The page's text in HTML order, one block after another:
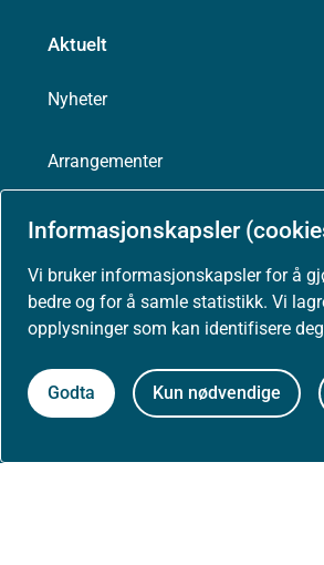
Informasjonskapsler
Vi bruker informasjonskapsler for å
bedre og for å samle statistikk. Vi
opplysninger som kan identifisere
Godta Kun nødvendige
Aktuelt
Nyheter
Arrangementer
Høringer
Presse
Om nettstedet
Personvernerklæring